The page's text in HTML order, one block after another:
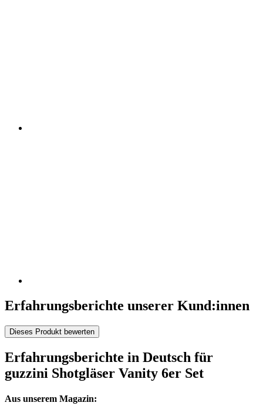
Erfahrungsberichte unserer Kund:innen
Dieses Produkt bewerten
Erfahrungsberichte in Deutsch für
guzzini Shotgläser Vanity 6er Set
Aus unserem Magazin: